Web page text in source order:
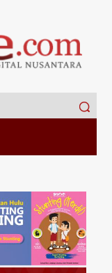
Search
for: